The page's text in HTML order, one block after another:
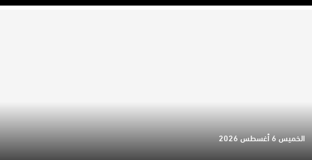
الخميس 6 أغسطس 2026